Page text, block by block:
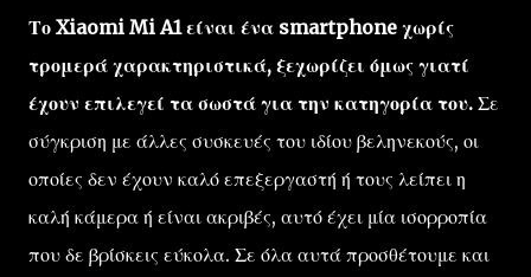
Το Xiaomi Mi A1 είναι ένα smartphone χωρίς
τρομερά χαρακτηριστικά, ξεχωρίζει όμως γιατί
έχουν επιλεγεί τα σωστά για την κατηγορία του. Σε
σύγκριση με άλλες συσκευές του ιδίου βεληνεκούς, οι
οποίες δεν έχουν καλό επεξεργαστή ή τους λείπει η
καλή κάμερα ή είναι ακριβές, αυτό έχει μία ισορροπία
που δε βρίσκεις εύκολα. Σε όλα αυτά προσθέτουμε και